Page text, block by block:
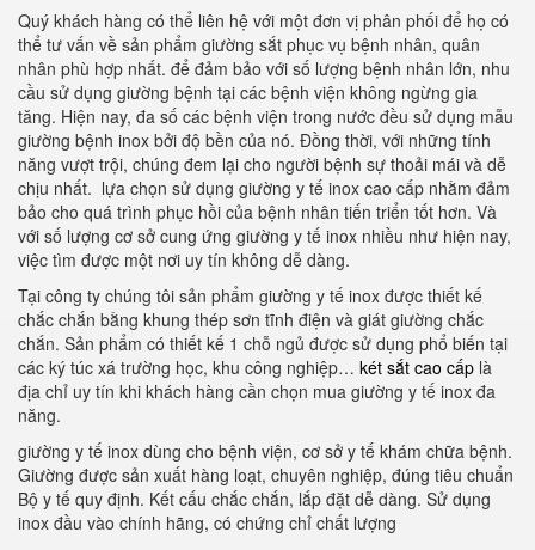
Quý khách hàng có thể liên hệ với một đơn vị phân phối để họ có
thể tư vấn về sản phẩm giường sắt phục vụ bệnh nhân, quân
nhân phù hợp nhất. để đảm bảo với số lượng bệnh nhân lớn, nhu
cầu sử dụng giường bệnh tại các bệnh viện không ngừng gia
tăng. Hiện nay, đa số các bệnh viện trong nước đều sử dụng mẫu
giường bệnh inox bởi độ bền của nó. Đồng thời, với những tính
năng vượt trội, chúng đem lại cho người bệnh sự thoải mái và dễ
chịu nhất. lựa chọn sử dụng giường y tế inox cao cấp nhằm đảm
bảo cho quá trình phục hồi của bệnh nhân tiến triển tốt hơn. Và
với số lượng cơ sở cung ứng giường y tế inox nhiều như hiện nay,
việc tìm được một nơi uy tín không dễ dàng.
Tại công ty chúng tôi sản phẩm giường y tế inox được thiết kế
chắc chắn bằng khung thép sơn tĩnh điện và giát giường chắc
chắn. Sản phẩm có thiết kế 1 chỗ ngủ được sử dụng phổ biến tại
các ký túc xá trường học, khu công nghiệp… két sắt cao cấp là
địa chỉ uy tín khi khách hàng cần chọn mua giường y tế inox đa
năng.
giường y tế inox dùng cho bệnh viện, cơ sở y tế khám chữa bệnh.
Giường được sản xuất hàng loạt, chuyên nghiệp, đúng tiêu chuẩn
Bộ y tế quy định. Kết cấu chắc chắn, lắp đặt dễ dàng. Sử dụng
inox đầu vào chính hãng, có chứng chỉ chất lượng